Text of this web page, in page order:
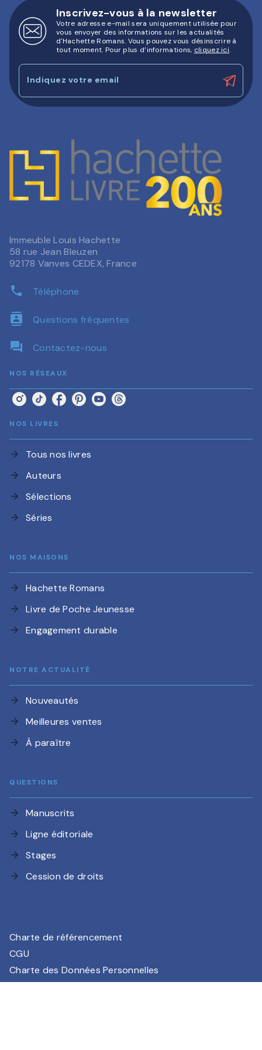
Inscrivez-vous à la newsletter
Votre adresse e-mail sera uniquement utilisée pour
vous envoyer des informations sur les actualités
d'Hachette Romans. Vous pouvez vous désinscrire à
tout moment. Pour plus d’informations, cliquez ici.
Indiquez votre email
Immeuble Louis Hachette
58 rue Jean Bleuzen
92178 Vanves CEDEX, France
phone Téléphone
contacts Questions fréquentes
question_answer Contactez-nous
NOS RÉSEAUX
NOS LIVRES
arrow_forward Tous nos livres
arrow_forward Auteurs
arrow_forward Sélections
arrow_forward Séries
NOS MAISONS
arrow_forward Hachette Romans
arrow_forward Livre de Poche Jeunesse
arrow_forward Engagement durable
NOTRE ACTUALITÉ
arrow_forward Nouveautés
arrow_forward Meilleures ventes
arrow_forward À paraître
QUESTIONS
arrow_forward Manuscrits
arrow_forward Ligne éditoriale
arrow_forward Stages
arrow_forward Cession de droits
Charte de référencement
CGU
Charte des Données Personnelles